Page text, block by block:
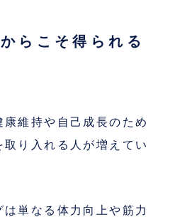
らこそ得られる
康維持や自己成長のため
り入れる人が増えてい
単なる体力向上や筋力